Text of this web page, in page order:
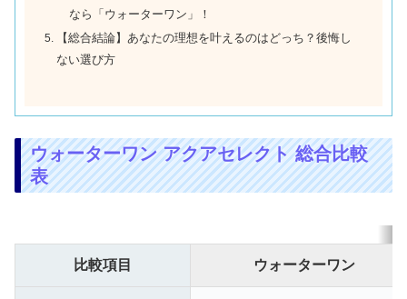
なら「ウォーターワン」！
【総合結論】あなたの理想を叶えるのはどっち？後悔し
ない選び方
ウォーターワン アクアセレクト 総合比較
表
比較項目 ウォーターワン